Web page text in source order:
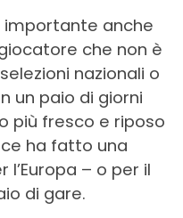
anche
che non è
nazionali o
un paio di giorni
più fresco e riposo
ha fatto una
l’Europa – o per il
di gare.